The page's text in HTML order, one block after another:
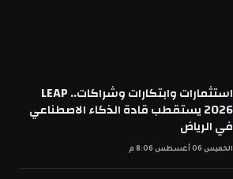
استثمارات وابتكارات وشراكات.. LEAP
2026 يستقطب قادة الذكاء الاصطناعي
في الرياض
الخميس 06 أغسطس 8:06 م